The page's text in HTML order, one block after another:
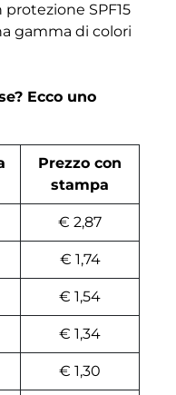
SPF15
gamma di colori
Ecco uno
Prezzo con
stampa
€ 2,87
€ 1,74
€ 1,54
€ 1,34
€ 1,30